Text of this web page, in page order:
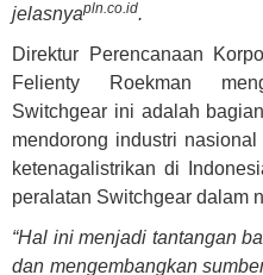
jelasnyapln.co.id.
Direktur Perencanaan
Felienty Roekman
Switchgear ini adalah
mendorong industri
ketenagalistrikan di
peralatan Switchgear dalam
“Hal ini menjadi tantangan
dan mengembangkan